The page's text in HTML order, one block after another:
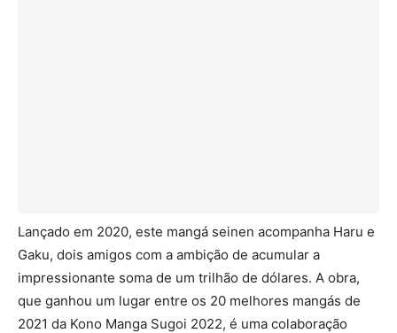
Lançado em 2020, este mangá seinen acompanha Haru e
Gaku, dois amigos com a ambição de acumular a
impressionante soma de um trilhão de dólares. A obra,
que ganhou um lugar entre os 20 melhores mangás de
2021 da Kono Manga Sugoi 2022, é uma colaboração